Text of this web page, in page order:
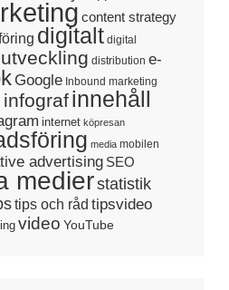
content strategy
digitalt digital
distribution e-
Google Inbound marketing
infografinnehåll
internet köpresan
media mobilen
advertising SEO
medierstatistik
tips och råd tipsvideo
video YouTube